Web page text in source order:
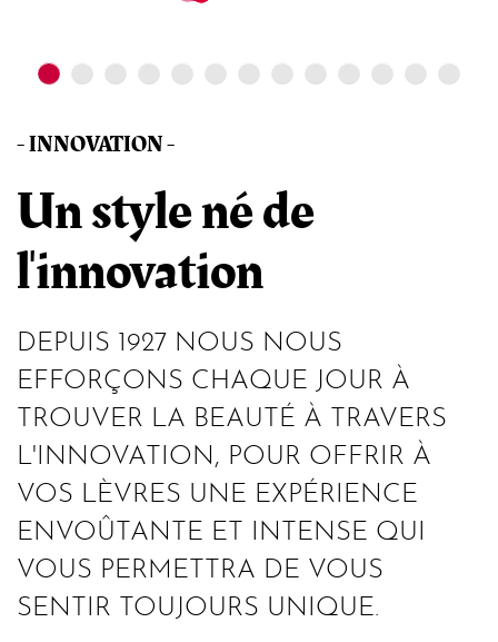
- INNOVATION -
Un style né de
l'innovation
DEPUIS 1927 NOUS NOUS
EFFORÇONS CHAQUE JOUR À
TROUVER LA BEAUTÉ À TRAVERS
L'INNOVATION, POUR OFFRIR À
VOS LÈVRES UNE EXPÉRIENCE
ENVOÛTANTE ET INTENSE QUI
VOUS PERMETTRA DE VOUS
SENTIR TOUJOURS UNIQUE.